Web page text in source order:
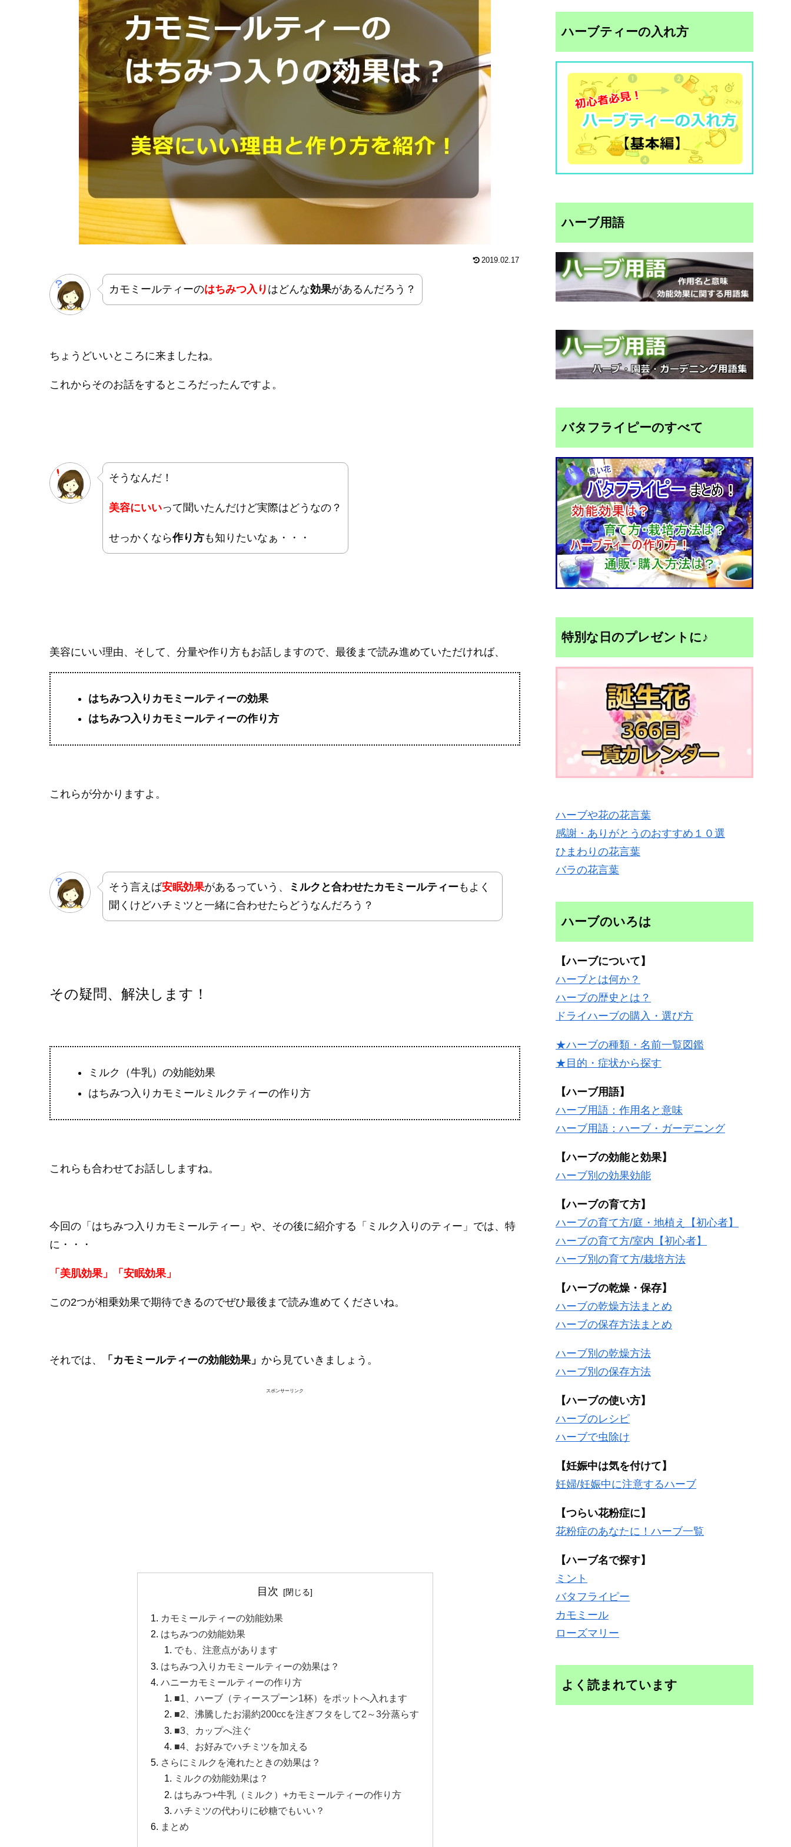
2019.02.17
カモミールティーのはちみつ入り はどんな効果があるんだろう？
ちょうどいいところに来ましたね。
これからそのお話をするところだったんですよ。
そうなんだ！
美容にいいって聞いたんだけど実際はどうなの？
せっかくなら作り方も知りたいなぁ・・・
美容にいい理由、そして、分量や作り方もお話しますので、最後まで読み進めていただければ、
はちみつ入りカモミールティーの効果
はちみつ入りカモミールティーの作り方
これらが分かりますよ。
そう言えば安眠効果があるっていう、 ミルクと合わせたカモミールティーもよく
聞くけどハチミツと一緒に合わせたらどうなんだろう？
その疑問、解決します！
ミルク（牛乳）の効能効果
はちみつ入りカモミールミルクティーの作り方
これらも合わせてお話ししますね。
今回の「はちみつ入りカモミールティー」や、その後に紹介する「ミルク入りのティー」では、特
に・・・
「美肌効果」「安眠効果」
この2つが相乗効果で期待できるのでぜひ最後まで読み進めてくださいね。
それでは、 「カモミールティーの効能効果」 から見ていきましょう。
スポンサーリンク
目次
カモミールティーの効能効果
はちみつの効能効果
でも、注意点があります
はちみつ入りカモミールティーの効果は？
ハニーカモミールティーの作り方
■1、ハーブ（ティースプーン1杯）をポットへ入れます
■2、沸騰したお湯約200ccを注ぎフタをして2～3分蒸らす
■3、カップへ注ぐ
■4、お好みでハチミツを加える
さらにミルクを淹れたときの効果は？
ミルクの効能効果は？
はちみつ+牛乳（ミルク）+カモミールティーの作り方
ハチミツの代わりに砂糖でもいい？
まとめ
ハーブティーの入れ方
ハーブ用語
バタフライピーのすべて
特別な日のプレゼントに♪
ハーブや花の花言葉
感謝・ありがとうのおすすめ１０選
ひまわりの花言葉
バラの花言葉
ハーブのいろは
【ハーブについて】
ハーブとは何か？
ハーブの歴史とは？
ドライハーブの購入・選び方
★ハーブの種類・名前一覧図鑑
★目的・症状から探す
【ハーブ用語】
ハーブ用語：作用名と意味
ハーブ用語：ハーブ・ガーデニング
【ハーブの効能と効果】
ハーブ別の効果効能
【ハーブの育て方】
ハーブの育て方/庭・地植え【初心者】
ハーブの育て方/室内【初心者】
ハーブ別の育て方/栽培方法
【ハーブの乾燥・保存】
ハーブの乾燥方法まとめ
ハーブの保存方法まとめ
ハーブ別の乾燥方法
ハーブ別の保存方法
【ハーブの使い方】
ハーブのレシピ
ハーブで虫除け
【妊娠中は気を付けて】
妊婦/妊娠中に注意するハーブ
【つらい花粉症に】
花粉症のあなたに！ハーブ一覧
【ハーブ名で探す】
ミント
バタフライピー
カモミール
ローズマリー
よく読まれています